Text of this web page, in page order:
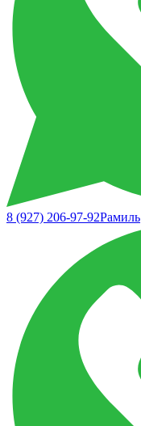
8 (927) 206-97-92Рамиль